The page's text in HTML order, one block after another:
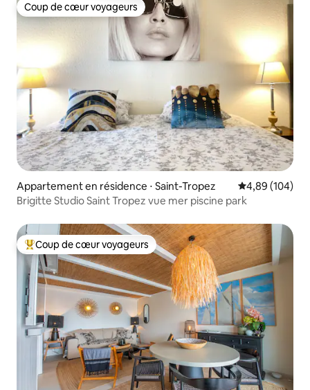
Coup de cœur voyageurs
Coup de cœur voyageurs
Appartement en résidence ⋅ Saint-Tropez Évaluation
4,89 (104)
Brigitte Studio Saint Tropez vue mer piscine park
Coups de cœur voyageurs les plus appréciés
Coup de cœur voyageurs